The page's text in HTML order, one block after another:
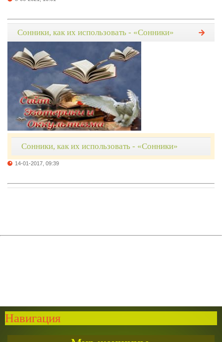
Сонники, как их использовать - «Сонники»
Сонники, как их использовать - «Сонники»
14-01-2017, 09:39
Навигация